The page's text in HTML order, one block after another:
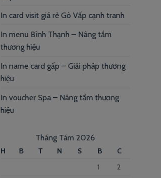
In card visit giá rẻ Gò Vấp cạnh tranh
In menu Bình Thạnh – Nâng tầm
thương hiệu
In name card gấp – Giải pháp thương
hiệu
In voucher Spa – Nâng tầm thương
hiệu
Tháng Tám 2026
H B T N S B
C
1
2